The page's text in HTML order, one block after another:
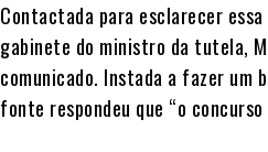
Contactada para esclarecer
gabinete do ministro da tutela,
comunicado. Instada a fazer um
fonte respondeu que “o